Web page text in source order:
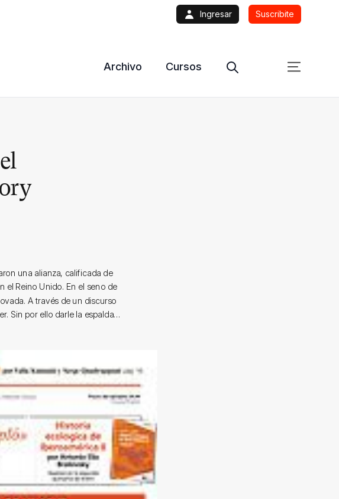
Ingresar Suscribite
Archivo Cursos
una alianza, calificada de
el Reino Unido. En el seno de
A través de un discurso
Sin por ello darle la espalda...